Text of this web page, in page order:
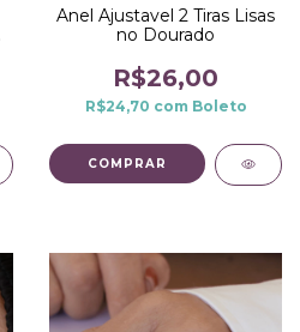
Anel Ajustavel 2 Tiras Lisas
no Dourado
R$26,00
R$24,70 com Boleto